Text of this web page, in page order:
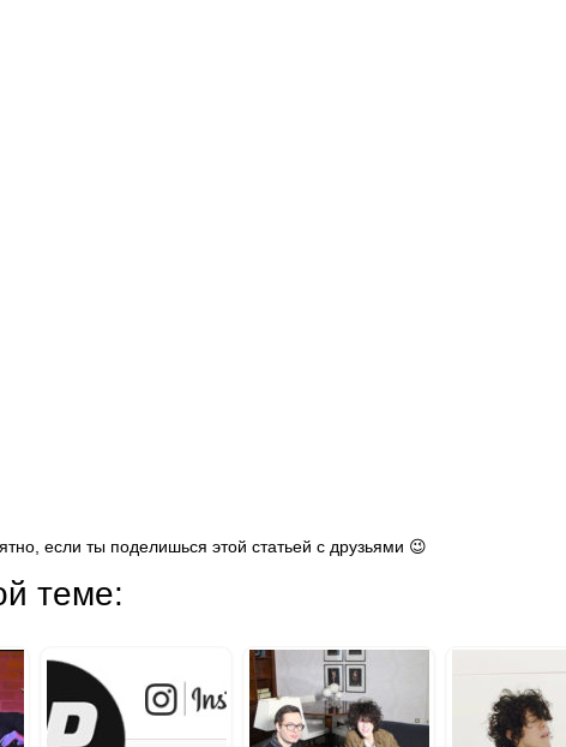
если ты поделишься этой статьей с друзьями 😉
теме: